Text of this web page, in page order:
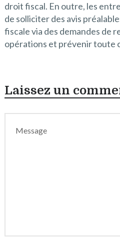
droit fiscal. En outre, les
de solliciter des avis
fiscale via des demandes de
opérations et prévenir toute
Laissez un